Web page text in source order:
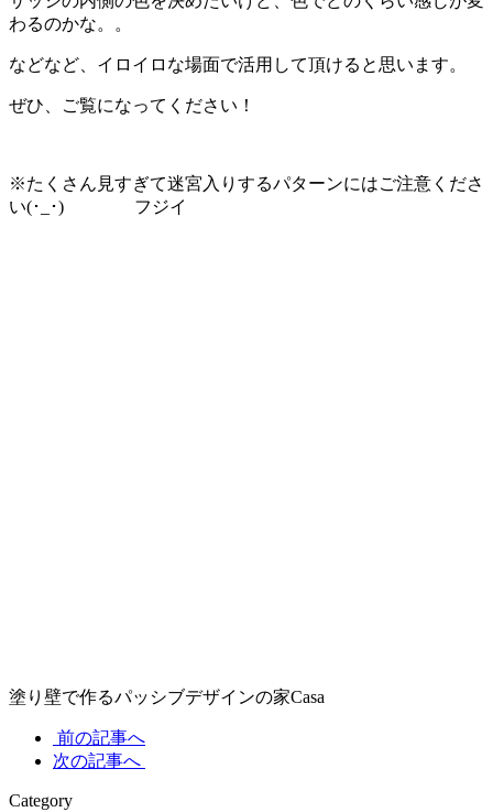
わるのかな。。
などなど、イロイロな場面で活用して頂けると思います。
ぜひ、ご覧になってください！
※たくさん見すぎて迷宮入りするパターンにはご注意くださ
い(･_･) フジイ
塗り壁で作るパッシブデザインの家Casa
前の記事へ
次の記事へ
Category